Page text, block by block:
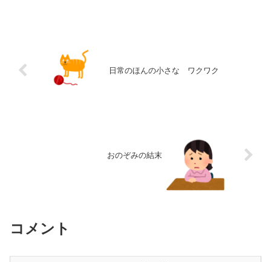
日常のほんの小さな ワクワク
おのぞみの結末
コメント